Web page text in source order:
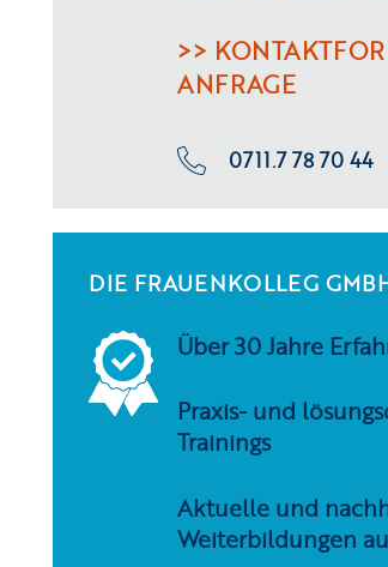
>>
ANFRAGE
0711.7 78 70 44
DIE FRAUENKOLLEG
Über 30 Jahre
Praxis- und
Trainings
Aktuelle und
Weiterbildungen